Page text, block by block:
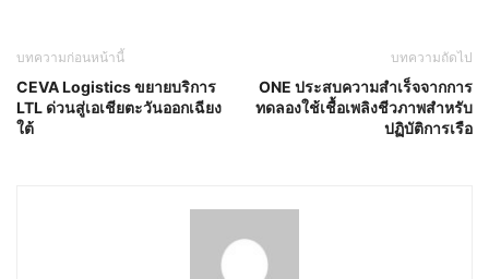
บทความก่อนหน้านี้
CEVA Logistics ขยายบริการ
LTL ด่วนสู่เอเชียตะวันออกเฉียง
ใต้
บทความถัดไป
ONE ประสบความสำเร็จจากการ
ทดลองใช้เชื้อเพลิงชีวภาพสำหรับ
ปฏิบัติการเรือ